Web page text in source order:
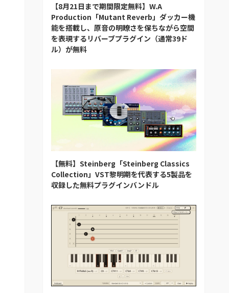
【8月21日まで期間限定無料】W.A
Production「Mutant Reverb」ダッカー機
能を搭載し、原音の明瞭さを保ちながら空間
を表現するリバーブプラグイン（通常39ド
ル）が無料
【無料】Steinberg「Steinberg Classics
Collection」VST黎明期を代表する5製品を
収録した無料プラグインバンドル